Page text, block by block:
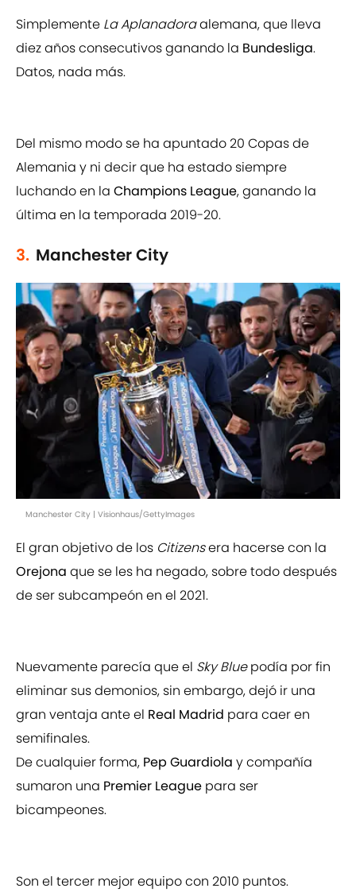
Simplemente La Aplanadoraalemana, que lleva
diez años consecutivos ganando la Bundesliga.
Datos, nada más.
Del mismo modo se ha apuntado 20 Copas de
Alemania y ni decir que ha estado siempre
luchando en la Champions League, ganando la
última en la temporada 2019-20.
3. Manchester City
Manchester City | Visionhaus/GettyImages
El gran objetivo de los Citizensera hacerse con la
Orejona que se les ha negado, sobre todo después
de ser subcampeón en el 2021.
Nuevamente parecía que el Sky Bluepodía por fin
eliminar sus demonios, sin embargo, dejó ir una
gran ventaja ante el Real Madrid para caer en
semifinales.
De cualquier forma, Pep Guardiola y compañía
sumaron una Premier League para ser
bicampeones.
Son el tercer mejor equipo con 2010 puntos.